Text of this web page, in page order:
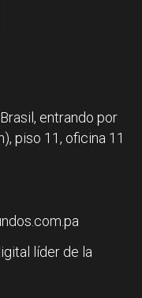
entrando por
piso 11, oficina 11
líder de la